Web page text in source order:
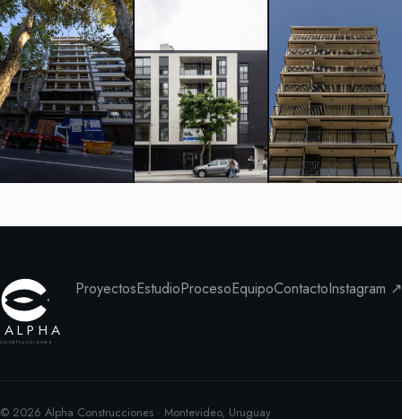
ALPHA
construcciones
ProyectosEstudioProcesoEquipoContactoInstagram ↗
© 2026 Alpha Construcciones · Montevideo, Uruguay